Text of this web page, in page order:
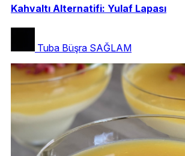
Kahvaltı Alternatifi: Yulaf Lapası
Tuba Büşra SAĞLAM